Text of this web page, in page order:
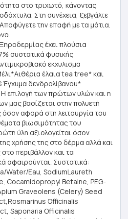
στο τριχωτό, κάνοντας
Στη συνέχεια, ξεβγάλτε
την επαφή με τα μάτια.
έχει πλούσια
συστατικά φυσικής
εκχυλισμα
έλαια tea tree* και
Έγχυμα δενδρολίβανου*
επιλογή των πρώτων υλών και η
μας βασίζεται στην πολυετή
όσον αφορά στη λειτουργία του
βιωσιμότητας του
ύλη αξιολογείται όσον
χρήσης της στο δέρμα αλλά και
περιβάλλον και τα
αφαιρούνται. Συστατικά:
Water/Eau, SodiumLaureth
Cocamidopropyl Betaine, PEG-
Graveolens (Celery) Seed
Officinalis
Saponaria Officinalis